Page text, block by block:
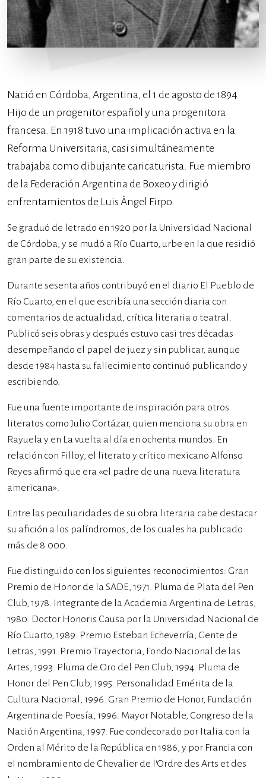
Nació en Córdoba, Argentina, el 1 de agosto de 1894.
Hijo de un progenitor español y una progenitora
francesa. En 1918 tuvo una implicación activa en la
Reforma Universitaria, casi simultáneamente
trabajaba como dibujante caricaturista. Fue miembro
de la Federación Argentina de Boxeo y dirigió
enfrentamientos de Luis Ángel Firpo.
Se graduó de letrado en 1920 por la Universidad Nacional
de Córdoba, y se mudó a Río Cuarto, urbe en la que residió
gran parte de su existencia.
Durante sesenta años contribuyó en el diario El Pueblo de
Río Cuarto, en el que escribía una sección diaria con
comentarios de actualidad, crítica literaria o teatral.
Publicó seis obras y después estuvo casi tres décadas
desempeñando el papel de juez y sin publicar, aunque
desde 1984 hasta su fallecimiento continuó publicando y
escribiendo.
Fue una fuente importante de inspiración para otros
literatos como Julio Cortázar, quien menciona su obra en
Rayuela y en La vuelta al día en ochenta mundos. En
relación con Filloy, el literato y crítico mexicano Alfonso
Reyes afirmó que era «el padre de una nueva literatura
americana».
Entre las peculiaridades de su obra literaria cabe destacar
su afición a los palíndromos, de los cuales ha publicado
más de 8.000.
Fue distinguido con los siguientes reconocimientos: Gran
Premio de Honor de la SADE, 1971. Pluma de Plata del Pen
Club, 1978. Integrante de la Academia Argentina de Letras,
1980. Doctor Honoris Causa por la Universidad Nacional de
Río Cuarto, 1989. Premio Esteban Echeverría, Gente de
Letras, 1991. Premio Trayectoria, Fondo Nacional de las
Artes, 1993. Pluma de Oro del Pen Club, 1994. Pluma de
Honor del Pen Club, 1995. Personalidad Emérita de la
Cultura Nacional, 1996. Gran Premio de Honor, Fundación
Argentina de Poesía, 1996. Mayor Notable, Congreso de la
Nación Argentina, 1997. Fue condecorado por Italia con la
Orden al Mérito de la República en 1986, y por Francia con
el nombramiento de Chevalier de l’Ordre des Arts et des